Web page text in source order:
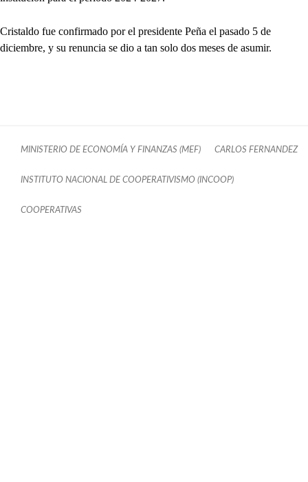
Cristaldo fue confirmado por el presidente Peña el pasado 5 de
diciembre, y su renuncia se dio a tan solo dos meses de asumir.
MINISTERIO DE ECONOMÍA Y FINANZAS (MEF) CARLOS FERNANDEZ
INSTITUTO NACIONAL DE COOPERATIVISMO (INCOOP)
COOPERATIVAS